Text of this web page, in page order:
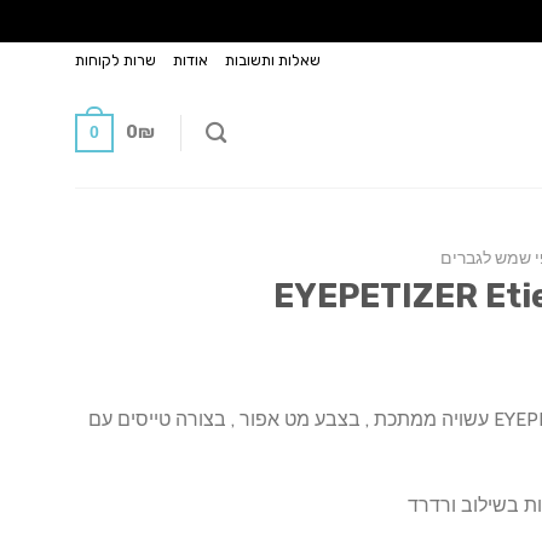
שאלות ותשובות אודות שרות לקוחות
0₪
0
שמש לגברים
מסגרת שמש של חברת EYEPETIZER עשויה ממתכת , בצבע מט אפור , בצורה טייסים עם
בשילוב ורדרד